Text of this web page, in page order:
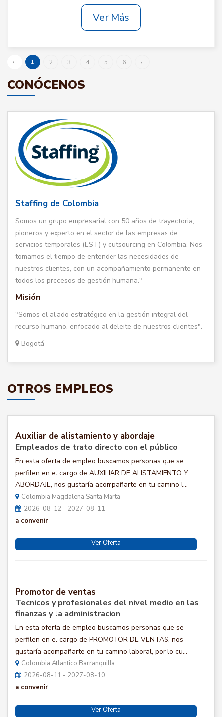
Ver Más
‹ 1 2 3 4 5 6 ›
CONÓCENOS
Staffing de Colombia
Somos un grupo empresarial con 50 años de trayectoria,
pioneros y experto en el sector de las empresas de
servicios temporales (EST) y outsourcing en Colombia. Nos
tomamos el tiempo de entender las necesidades de
nuestros clientes, con un acompañamiento permanente en
todos los procesos de gestión humana."
Misión
"Somos el aliado estratégico en la gestión integral del
recurso humano, enfocado al deleite de nuestros clientes".
Bogotá
OTROS EMPLEOS
Auxiliar de alistamiento y abordaje
Empleados de trato directo con el público
En esta oferta de empleo buscamos personas que se
perfilen en el cargo de AUXILIAR DE ALISTAMIENTO Y
ABORDAJE, nos gustaría acompañarte en tu camino l...
Colombia Magdalena Santa Marta
2026-08-12 - 2027-08-11
a convenir
Ver Oferta
Promotor de ventas
Tecnicos y profesionales del nivel medio en las
finanzas y la administracion
En esta oferta de empleo buscamos personas que se
perfilen en el cargo de PROMOTOR DE VENTAS, nos
gustaría acompañarte en tu camino laboral, por lo cu...
Colombia Atlantico Barranquilla
2026-08-11 - 2027-08-10
a convenir
Ver Oferta